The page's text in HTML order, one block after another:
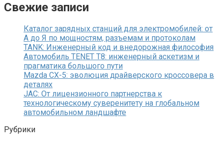
Свежие записи
Каталог зарядных станций для электромобилей: от
А до Я по мощностям, разъемам и протоколам
TANK: Инженерный код и внедорожная философия
Автомобиль TENET T8: инженерный аскетизм и
прагматика большого пути
Mazda CX-5: эволюция драйверского кроссовера в
деталях
JAC: От лицензионного партнерства к
технологическому суверенитету на глобальном
автомобильном ландшафте
Рубрики